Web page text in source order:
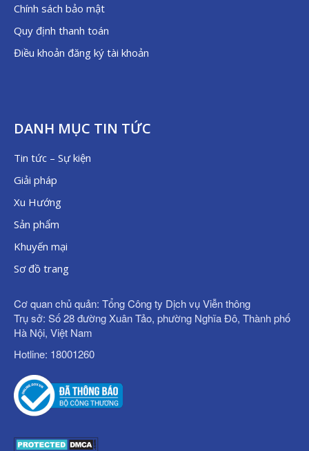
Chính sách bảo mật
Quy định thanh toán
Điều khoản đăng ký tài khoản
DANH MỤC TIN TỨC
Tin tức – Sự kiện
Giải pháp
Xu Hướng
Sản phẩm
Khuyến mại
Sơ đồ trang
Cơ quan chủ quản: Tổng Công ty Dịch vụ Viễn thông
Trụ sở: Số 28 đường Xuân Tảo, phường Nghĩa Đô, Thành phố
Hà Nội, Việt Nam
Hotline: 18001260